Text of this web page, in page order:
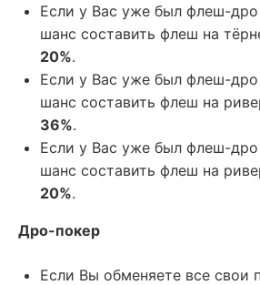
Если у Вас уже был флеш-дро
шанс составить флеш на
20%.
Если у Вас уже был флеш-дро
шанс составить флеш на
36%.
Если у Вас уже был флеш-дро
шанс составить флеш на
20%.
Дро-покер
Если Вы обменяете все свои